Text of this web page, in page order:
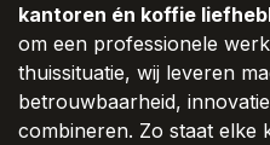
kantoren én koffie
om een professionele
thuissituatie, wij leveren
betrouwbaarheid,
combineren. Zo staat elke